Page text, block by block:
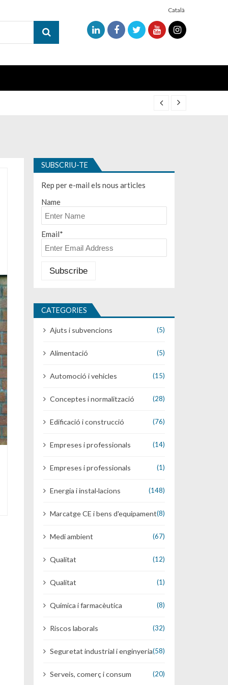
Català
SUBSCRIU-TE
Rep per e-mail els nous articles
Name
Email*
CATEGORIES
Ajuts i subvencions (5)
Alimentació (5)
Automoció i vehicles (15)
Conceptes i normalització (28)
Edificació i construcció (76)
Empreses i professionals (14)
Empreses i professionals (1)
Energia i instal·lacions (148)
Marcatge CE i bens d'equipament(8)
Medi ambient (67)
Qualitat (12)
Qualitat (1)
Química i farmacèutica (8)
Riscos laborals (32)
Seguretat industrial i enginyeria(58)
Serveis, comerç i consum (20)